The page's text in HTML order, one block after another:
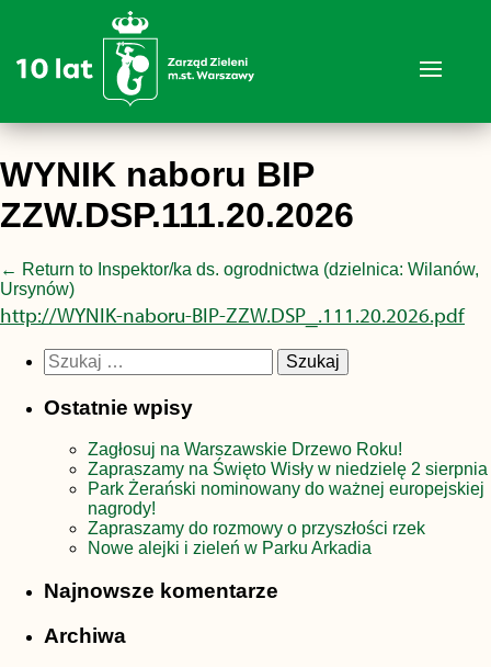
WYNIK naboru BIP
ZZW.DSP.111.20.2026
← Return to Inspektor/ka ds. ogrodnictwa (dzielnica: Wilanów,
Ursynów)
http://WYNIK-naboru-BIP-ZZW.DSP_.111.20.2026.pdf
Szukaj:
Ostatnie wpisy
Zagłosuj na Warszawskie Drzewo Roku!
Zapraszamy na Święto Wisły w niedzielę 2 sierpnia
Park Żerański nominowany do ważnej europejskiej
nagrody!
Zapraszamy do rozmowy o przyszłości rzek
Nowe alejki i zieleń w Parku Arkadia
Najnowsze komentarze
Archiwa